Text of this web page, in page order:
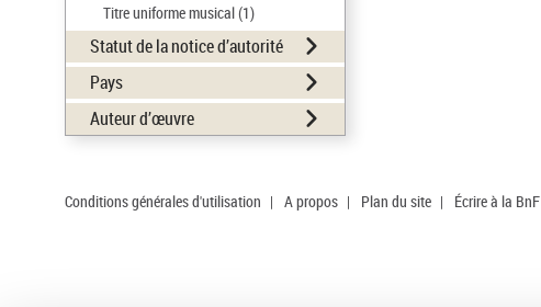
Titre uniforme musical(1)
Statut de la notice d’autorité
Pays
Auteur d’œuvre
Conditions générales d'utilisation | A propos | Plan du site | Écrire à la BnF